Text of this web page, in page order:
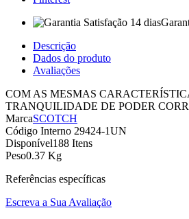
Descrição
Dados do produto
Avaliações
COM AS MESMAS
TRANQUILIDADE DE PODER
MarcaSCOTCH
Código Interno 29424-1UN
Disponível188 Itens
Peso0.37 Kg
Referências específicas
Escreva a Sua Avaliação